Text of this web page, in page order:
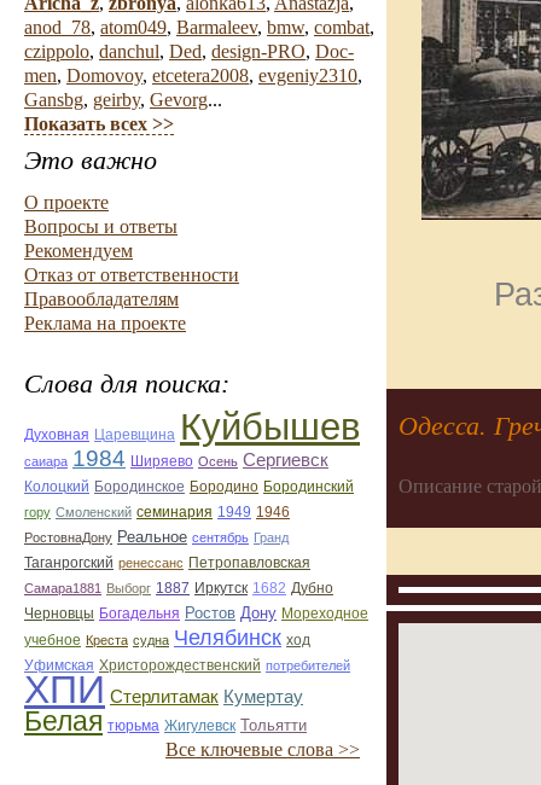
anod_78, atom049, Barmaleev, bmw, combat,
czippolo, danchul, Ded, design-PRO, Doc-
men, Domovoy, etcetera2008, evgeniy2310,
Gansbg, geirby, Gevorg...
Показать всех >>
Это важно
О проекте
Вопросы и ответы
Рекомендуем
Отказ от ответственности
Правообладателям
Реклама на проекте
Слова для поиска:
Духовная Царевщина Куйбышев
саиара 1984 Ширяево Осень Сергиевск
Колоцкий Бородинское Бородино Бородинский
гору Смоленский семинария 1949 1946
РостовнаДону Реальное сентябрь Гранд
Таганрогский ренессанс Петропавловская
Самара1881 Выборг 1887 Иркутск 1682 Дубно
Черновцы Богадельня Ростов Дону Мореходное
учебное Креста судна Челябинск ход
Уфимская Христорождественский потребителей
ХПИ Стерлитамак Кумертау
Белая тюрьма Жигулевск Тольятти
Все ключевые слова >>
Одесса.
Описание